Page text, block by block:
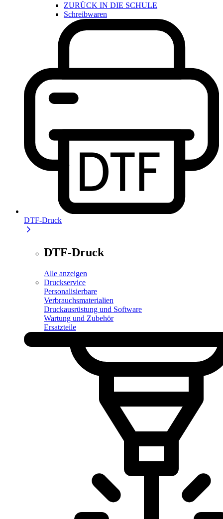
ZURÜCK IN DIE SCHULE
Schreibwaren
DTF-Druck
DTF-Druck
Alle anzeigen
Druckservice
Personalisierbare
Verbrauchsmaterialien
Druckausrüstung und Software
Wartung und Zubehör
Ersatzteile